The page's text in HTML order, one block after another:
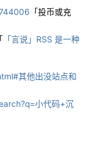
「投币或充
「言说」RSS 是一种
其他出没站点和
小代码+沉